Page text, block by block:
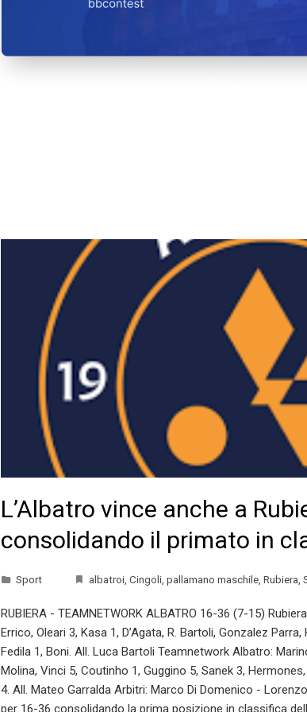
L’Albatro vince anche a
consolidando il primato in
Sport albatroi Cingoli pallamano maschile Rubiera
RUBIERA - TEAMNETWORK ALBATRO 16-36 (7-15)
Errico, Oleari 3, Kasa 1, D’Agata, R. Bartoli, Gonzalez
Fedila 1, Boni. All. Luca Bartoli Teamnetwork Albatro:
Molina, Vinci 5, Coutinho 1, Guggino 5, Sanek 3,
4. All. Mateo Garralda Arbitri: Marco Di Domenico -
per 16-36 consolidando la prima posizione in classifica